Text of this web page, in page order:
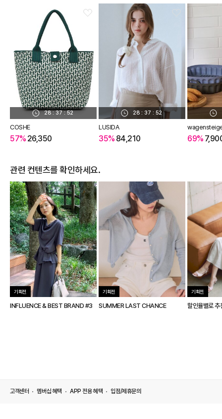
28 : 37 : 51
COSHE
57% 26,350
28 : 37 : 51
LUSIDA
35% 84,210 69%
관련 컨텐츠를 확인하세요.
기획전
INFLUENCE & BEST BRAND #3
기획전
SUMMER LAST CHANCE
기획전
할인율별로 추
고객센터 멤버십 혜택 APP 전용 혜택 입점/제휴문의